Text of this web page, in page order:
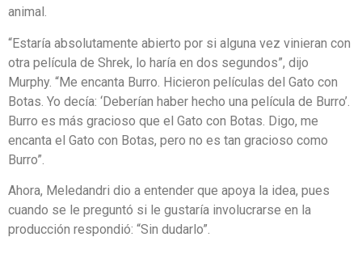
animal.
“Estaría absolutamente abierto por si alguna vez vinieran con
otra película de Shrek, lo haría en dos segundos”, dijo
Murphy. “Me encanta Burro. Hicieron películas del Gato con
Botas. Yo decía: ‘Deberían haber hecho una película de Burro’.
Burro es más gracioso que el Gato con Botas. Digo, me
encanta el Gato con Botas, pero no es tan gracioso como
Burro”.
Ahora, Meledandri dio a entender que apoya la idea, pues
cuando se le preguntó si le gustaría involucrarse en la
producción respondió: “Sin dudarlo”.